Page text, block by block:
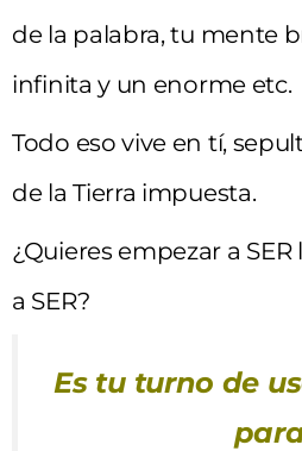
de la palabra, tu mente
infinita y un enorme etc.
Todo eso vive en tí,
de la Tierra impuesta.
¿Quieres empezar a
a SER?
Es tu turno de